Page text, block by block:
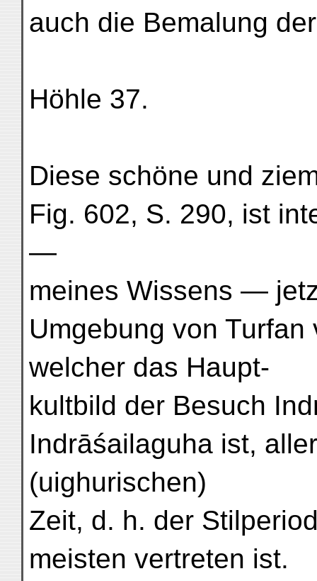
auch die Bemalung
Höhle 37.
Diese schöne und
Fig. 602, S. 290, ist
—
meines Wissens —
Umgebung von
welcher das Haupt-
kultbild der Besuch
Indrāśailaguha ist,
(uighurischen)
Zeit, d. h. der
meisten vertreten ist.